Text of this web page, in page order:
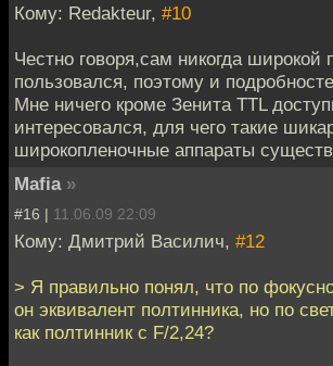
Кому: Redakteur, #10
Честно говоря,сам никогда широкой
пользовался, поэтому и
Мне ничего кроме Зенита TTL
интересовался, для чего такие
широкопленочные аппараты
Mafia »
#16 | 11.06.09 22:09
Кому: Дмитрий Василич, #12
> Я правильно понял, что по
он эквивалент полтинника, но по
как полтинник с F/2,24?